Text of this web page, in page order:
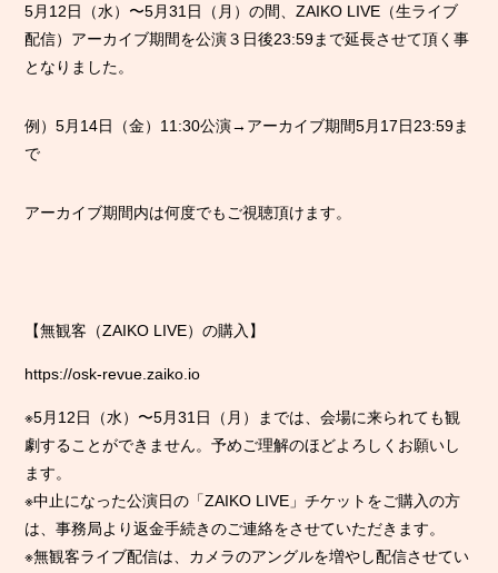
5月12日（水）〜5月31日（月）の間、ZAIKO LIVE（生ライブ
配信）アーカイブ期間を公演３日後23:59まで延長させて頂く事
となりました。
例）5月14日（金）11:30公演→アーカイブ期間5月17日23:59ま
で
アーカイブ期間内は何度でもご視聴頂けます。
【無観客（ZAIKO LIVE）の購入】
https://osk-revue.zaiko.io
※5月12日（水）〜5月31日（月）までは、会場に来られても観
劇することができません。予めご理解のほどよろしくお願いし
ます。
※中止になった公演日の「ZAIKO LIVE」チケットをご購入の方
は、事務局より返金手続きのご連絡をさせていただきます。
※無観客ライブ配信は、カメラのアングルを増やし配信させてい